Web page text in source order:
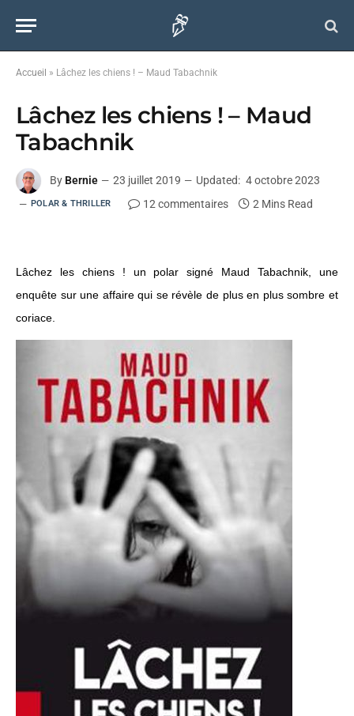
Accueil » Lâchez les chiens ! – Maud Tabachnik
Lâchez les chiens ! – Maud
Tabachnik
By Bernie 23 juillet 2019 Updated: 4 octobre 2023
POLAR & THRILLER 12 commentaires 2 Mins Read
Lâchez les chiens ! un polar signé Maud Tabachnik, une
enquête sur une affaire qui se révèle de plus en plus sombre et
coriace.